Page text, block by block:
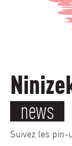
news
Suivez les pin-